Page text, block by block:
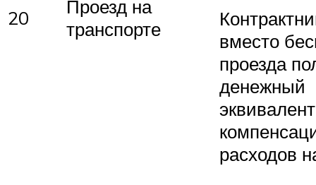
20
Проезд на
транспорте
вместо
проезда
денежный
расходов